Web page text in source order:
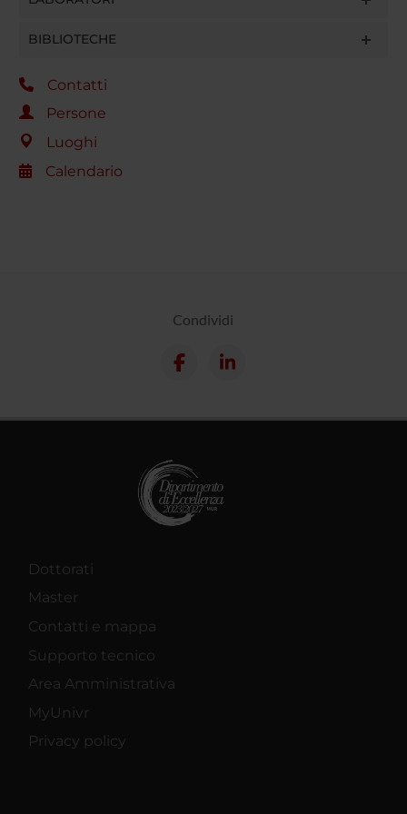
BIBLIOTECHE
Contatti
Persone
Luoghi
Calendario
Condividi
Dottorati
Master
Contatti e mappa
Supporto tecnico
Area Amministrativa
MyUnivr
Privacy policy